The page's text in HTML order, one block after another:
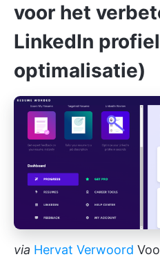
voor het
LinkedIn profiel
optimalisatie)
via Hervat Verwoord